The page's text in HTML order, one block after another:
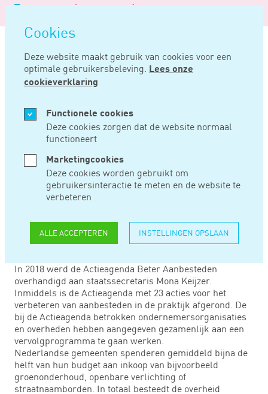
overslaan
Cookies
Deze website maakt gebruik van cookies voor een
optimale gebruikersbeleving. Lees onze
cookieverklaring
Functionele cookies
Deze cookies zorgen dat de website normaal
functioneert
Marketingcookies
Deze cookies worden gebruikt om
gebruikersinteractie te meten en de website te
verbeteren
ALLE ACCEPTEREN INSTELLINGEN OPSLAAN
Logo
Noord
Negentig
Home Nieuws Beter aanbesteden krijgt een vervolg
SEP 05, 2019
BETER
AANBESTEDEN
KRIJGT EEN
VERVOLG
In 2018 werd de Actieagenda Beter Aanbesteden
overhandigd aan staatssecretaris Mona Keijzer.
Inmiddels is de Actieagenda met 23 acties voor het
verbeteren van aanbesteden in de praktijk afgerond. De
bij de Actieagenda betrokken ondernemersorganisaties
en overheden hebben aangegeven gezamenlijk aan een
vervolgprogramma te gaan werken.
Nederlandse gemeenten spenderen gemiddeld bijna de
helft van hun budget aan inkoop van bijvoorbeeld
groenonderhoud, openbare verlichting of
straatnaamborden. In totaal besteedt de overheid